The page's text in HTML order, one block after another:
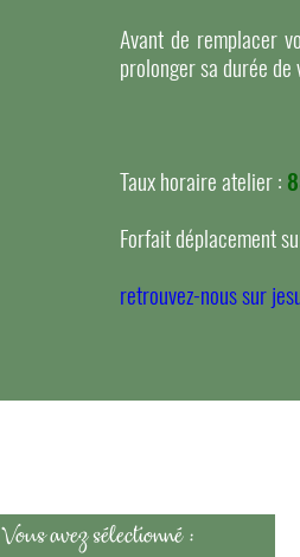
Avant de remplacer
prolonger sa durée
Taux horaire atelier :
Forfait déplacement
retrouvez-nous sur
Vous avez sélectionné :